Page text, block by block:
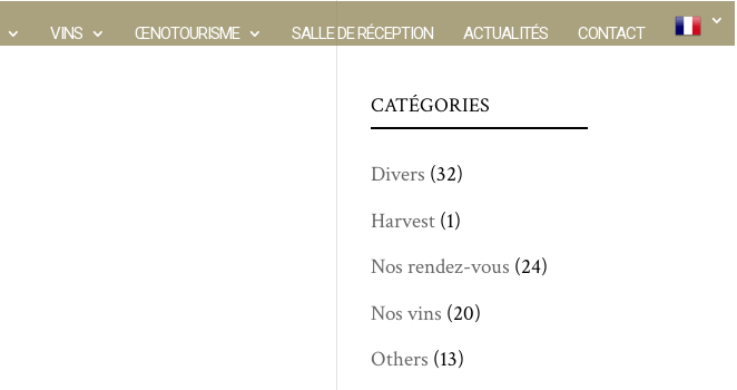
VINS ŒNOTOURISME SALLE DE RÉCEPTION ACTUALITÉS CONTACT
CATÉGORIES
Divers (32)
Harvest (1)
Nos rendez-vous (24)
Nos vins (20)
Others (13)